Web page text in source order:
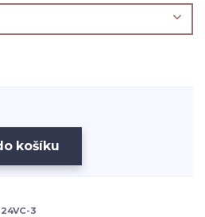
košíku
3